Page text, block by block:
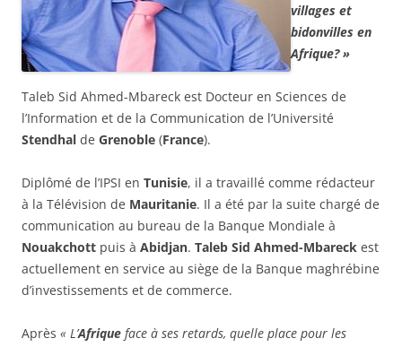
villages et
bidonvilles en
Afrique? »
Taleb Sid Ahmed-Mbareck est Docteur en Sciences de
l’Information et de la Communication de l’Université
Stendhal de Grenoble (France).
Diplômé de l’IPSI en Tunisie, il a travaillé comme rédacteur
à la Télévision de Mauritanie. Il a été par la suite chargé de
communication au bureau de la Banque Mondiale à
Nouakchott puis à Abidjan. Taleb Sid Ahmed-Mbareck est
actuellement en service au siège de la Banque maghrébine
d’investissements et de commerce.
Après « L’Afrique face à ses retards, quelle place pour les